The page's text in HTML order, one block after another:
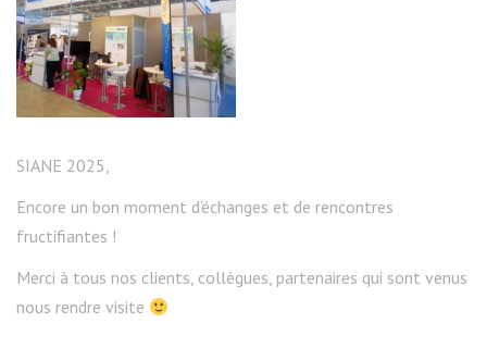
SIANE 2025,
Encore un bon moment d’échanges et de rencontres
fructifiantes !
Merci à tous nos clients, collègues, partenaires qui sont venus
nous rendre visite